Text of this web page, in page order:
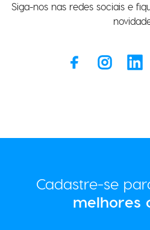
Siga-nos nas redes sociais e
Cadastre-se
melhores